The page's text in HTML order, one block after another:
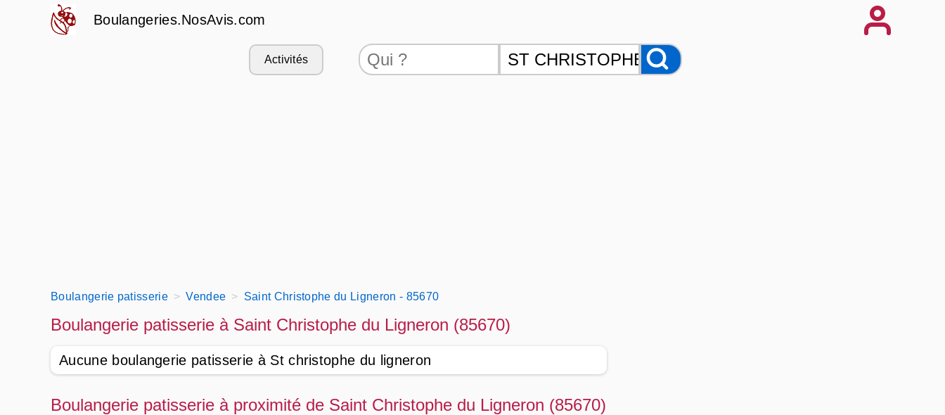
Boulangeries.NosAvis.com
Activités
Boulangerie patisserie Vendee Saint Christophe du Ligneron - 85670
Boulangerie patisserie à Saint Christophe du Ligneron (85670)
Aucune boulangerie patisserie à St christophe du ligneron
Boulangerie patisserie à proximité de Saint Christophe du Ligneron (85670)